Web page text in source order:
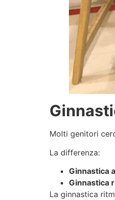
Molti genitori
La differenza:
Ginnastica
Ginnastica
La ginnastica